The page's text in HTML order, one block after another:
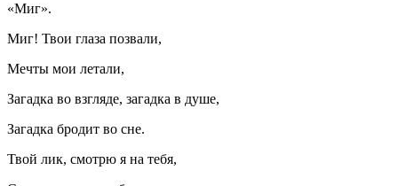
«Миг».
Миг! Твои глаза позвали,
Мечты мои летали,
Загадка во взгляде, загадка в душе,
Загадка бродит во сне.
Твой лик, смотрю я на тебя,